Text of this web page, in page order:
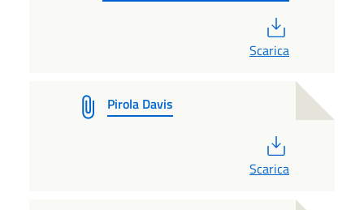
Scarica
Pirola Davis
Scarica